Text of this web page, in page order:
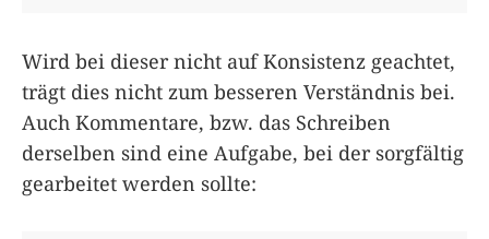
Wird bei dieser nicht auf Konsistenz geachtet,
trägt dies nicht zum besseren Verständnis bei.
Auch Kommentare, bzw. das Schreiben
derselben sind eine Aufgabe, bei der sorgfältig
gearbeitet werden sollte: